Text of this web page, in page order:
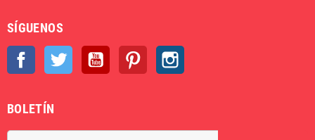
SÍGUENOS
Facebook Twitter YouTube Pinterest
BOLETÍN